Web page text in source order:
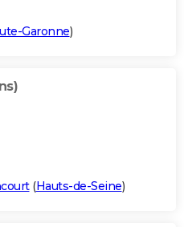
Garonne)
(Hauts-de-Seine)